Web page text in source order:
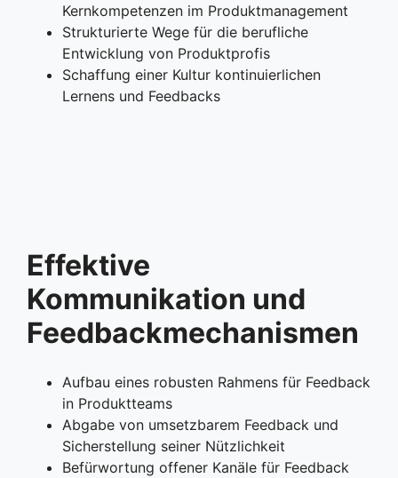
Kernkompetenzen im Produktmanagement
Strukturierte Wege für die berufliche
Entwicklung von Produktprofis
Schaffung einer Kultur kontinuierlichen
Lernens und Feedbacks
Effektive
Kommunikation und
Feedbackmechanismen
Aufbau eines robusten Rahmens für Feedback
in Produktteams
Abgabe von umsetzbarem Feedback und
Sicherstellung seiner Nützlichkeit
Befürwortung offener Kanäle für Feedback